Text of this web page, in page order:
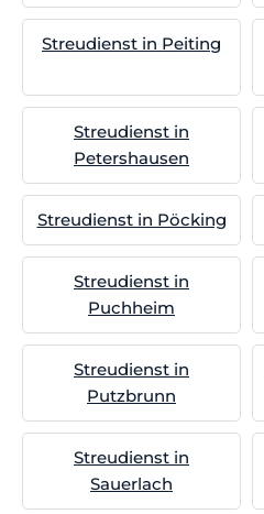
Streudienst in Peiting
Streudienst in
Petershausen
Streudienst in Pöcking
Streudienst in
Puchheim
Streudienst in
Putzbrunn
Streudienst in
Sauerlach